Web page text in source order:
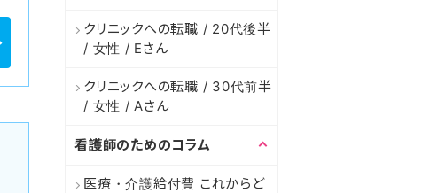
クリニックへの転職 / 20代後半
/ 女性 / Eさん
クリニックへの転職 / 30代前半
/ 女性 / Aさん
看護師のためのコラム
医療・介護給付費 これからど